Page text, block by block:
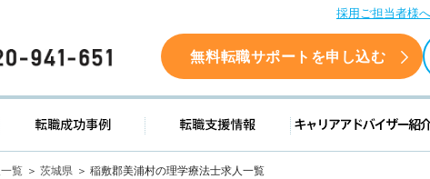
採用ご担当者様へ
0120-941-651 無料転職サポートを申し込む
求人検索 転職成功事例 転職支援情報
覧 茨城県 稲敷郡美浦村の理学療法士求人一覧